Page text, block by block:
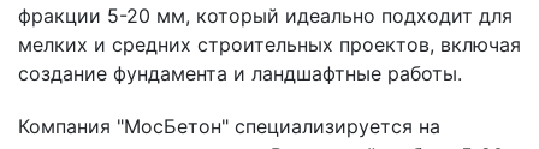
фракции 5-20 мм, который идеально подходит для
мелких и средних строительных проектов, включая
создание фундамента и ландшафтные работы.
Компания "МосБетон" специализируется на